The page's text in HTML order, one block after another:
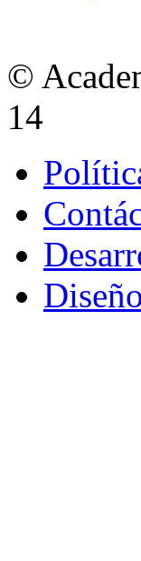
©
14